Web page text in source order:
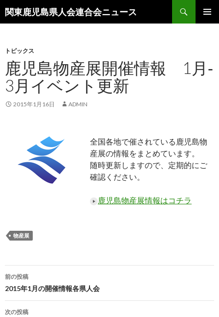
関東鹿児島県人会連合会ニュース
検
索
ン
ツ
へ
移
動
トピックス
鹿児島物産展開催情報 1月‐
3月イベント更新
2015年1月16日 ADMIN
全国各地で催されている鹿児島物
産展の情報をまとめています。
随時更新しますので、定期的にご
確認ください。
鹿児島物産展情報はコチラ
物産展
投
稿
前の投稿
2015年1月の開催情報各県人会
次の投稿